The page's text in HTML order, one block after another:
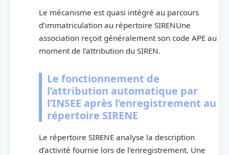
Le mécanisme est quasi intégré au parcours
d’immatriculation au répertoire SIRENUne
association reçoit généralement son code APE au
moment de l’attribution du SIREN.
Le fonctionnement de
l’attribution automatique par
l’INSEE après l’enregistrement au
répertoire SIRENE
Le répertoire SIRENE analyse la description
d’activité fournie lors de l’enregistrement. Une